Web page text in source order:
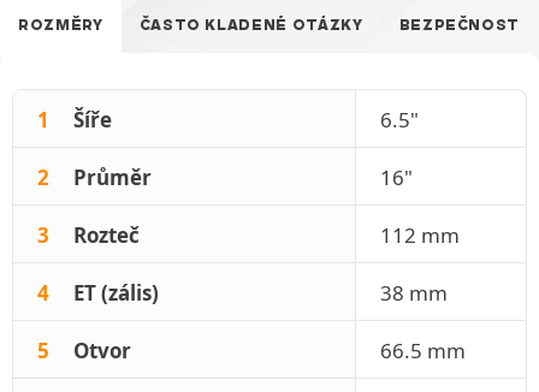
ROZMĚRY ČASTO KLADENÉ OTÁZKY BEZPEČNOST
1 Šíře 6.5"
2 Průměr 16"
3 Rozteč 112 mm
4 ET (zális) 38 mm
5 Otvor 66.5 mm